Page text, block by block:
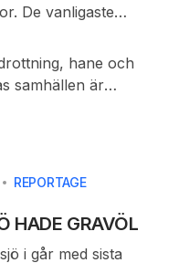
De vanligaste
åkerhumla.
hane och
samhällen är
som, beroende på
platser. Honan
REPORTAGE
HADE GRAVÖL
i går med sista